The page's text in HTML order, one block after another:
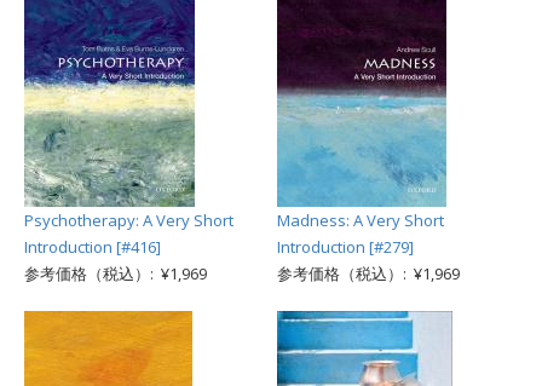
Psychotherapy: A Very Short
Introduction [#416]
参考価格（税込）: ¥1,969
Madness: A Very Short
Introduction [#279]
参考価格（税込）: ¥1,969